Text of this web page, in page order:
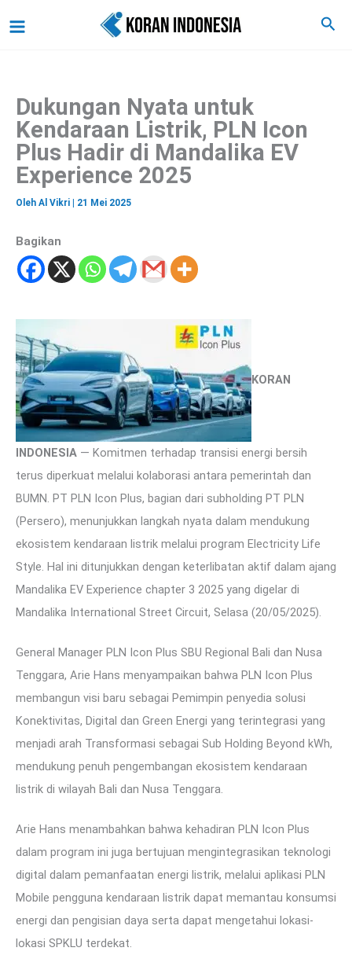
ke
Cari
Dukungan Nyata untuk
Kendaraan Listrik, PLN Icon
Plus Hadir di Mandalika EV
Experience 2025
Oleh Al Vikri 21 Mei 2025
Bagikan
KORAN
INDONESIA — Komitmen terhadap transisi energi bersih
terus diperkuat melalui kolaborasi antara pemerintah dan
BUMN. PT PLN Icon Plus, bagian dari subholding PT PLN
(Persero), menunjukkan langkah nyata dalam mendukung
ekosistem kendaraan listrik melalui program Electricity Life
Style. Hal ini ditunjukkan dengan keterlibatan aktif dalam ajang
Mandalika EV Experience chapter 3 2025 yang digelar di
Mandalika International Street Circuit, Selasa (20/05/2025).
General Manager PLN Icon Plus SBU Regional Bali dan Nusa
Tenggara, Arie Hans menyampaikan bahwa PLN Icon Plus
membangun visi baru sebagai Pemimpin penyedia solusi
Konektivitas, Digital dan Green Energi yang terintegrasi yang
menjadi arah Transformasi sebagai Sub Holding Beyond kWh,
mendukung penuh pengembangan ekosistem kendaraan
listrik di wilayah Bali dan Nusa Tenggara.
Arie Hans menambahkan bahwa kehadiran PLN Icon Plus
dalam program ini juga bertujuan mengintegrasikan teknologi
digital dalam pemanfaatan energi listrik, melalui aplikasi PLN
Mobile pengguna kendaraan listrik dapat memantau konsumsi
energi dan pengisian daya serta dapat mengetahui lokasi-
lokasi SPKLU terdekat.
a